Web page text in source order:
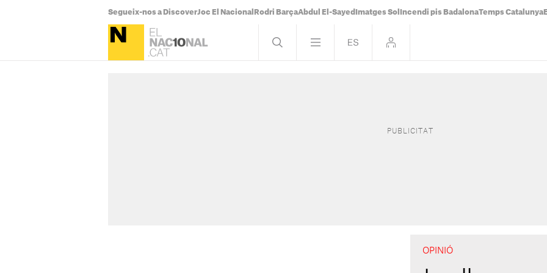
Segueix-nos a DiscoverJoc El Nacional Rodri BarçaAbdul El-Sayed Imatges Sol Incendi pis BadalonaTemps Catalunya
OPINIÓ